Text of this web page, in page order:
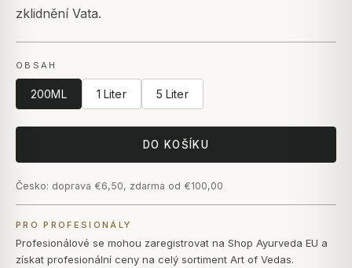
zklidnění Vata.
OBSAH
200ML 1 Liter 5 Liter
DO KOŠÍKU
Česko: doprava €6,50, zdarma od €100,00
PRO PROFESIONÁLY
Profesionálové se mohou zaregistrovat na Shop Ayurveda EU a
získat profesionální ceny na celý sortiment Art of Vedas.